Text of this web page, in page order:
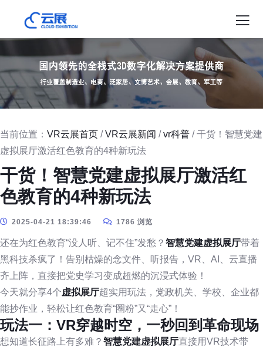
当前位置： VR云展首页 /VR云展新闻 /vr科普 / 干货！智慧党建
虚拟展厅激活红色教育的4种新玩法
干货！智慧党建虚拟展厅激活红
色教育的4种新玩法
2025-04-21 18:39:46 1786 浏览
还在为红色教育“没人听、记不住”发愁？ 智慧党建虚拟展厅带着
黑科技杀疯了！告别枯燥的念文件、听报告，VR、AI、云直播
齐上阵，直接把党史学习变成超燃的沉浸式体验！
今天就分享4个虚拟展厅超实用玩法，党政机关、学校、企业都
能抄作业，轻松让红色教育“圈粉”又“走心”！
玩法一：VR穿越时空，一秒回到革命现场
想知道长征路上有多难？ 智慧党建虚拟展厅直接用VR技术带